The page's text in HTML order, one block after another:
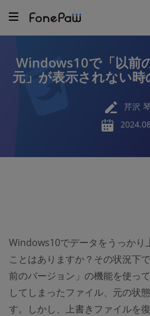
Windows10で「以前
元」が表示されない
芹沢
Windows10でデータをうっかり
ことはありますか？その状況下
前のバージョン」の機能を使っ
してしまったファイル、元の状
す。しかし、上書きファイルを